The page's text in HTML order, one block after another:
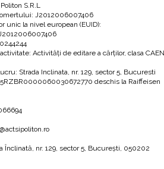
descoperi cinci strategii pentru
obiceiuri.
4. – Dinamică
capitol autorul v-o prezintă pe
Vei afla așadar că, până și succesul
aluneci pe panta insuccesului,
tind să rămână în repaus: acesta
S.R.L
J2012006007406
unic la nivel european (EUID):
Activităţi de editare a cărţilor, clasa CAEN
Strada Inclinata, nr. 129, sector 5, Bucuresti
deschis la Raiffeisen
Înclinată, nr. 129, sector 5, București, 050202